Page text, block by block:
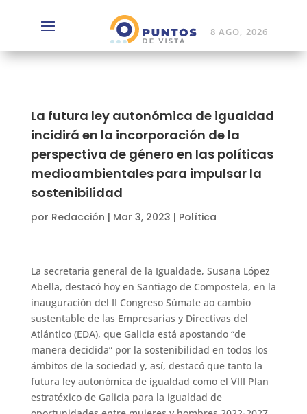
8 AGO, 2026
La futura ley autonómica de igualdad
incidirá en la incorporación de la
perspectiva de género en las políticas
medioambientales para impulsar la
sostenibilidad
por Redacción | Mar 3, 2023 | Política
La secretaria general de la Igualdade, Susana López
Abella, destacó hoy en Santiago de Compostela, en la
inauguración del II Congreso Súmate ao cambio
sustentable de las Empresarias y Directivas del
Atlántico (EDA), que Galicia está apostando “de
manera decidida” por la sostenibilidad en todos los
ámbitos de la sociedad y, así, destacó que tanto la
futura ley autonómica de igualdad como el VIII Plan
estratéxico de Galicia para la igualdad de